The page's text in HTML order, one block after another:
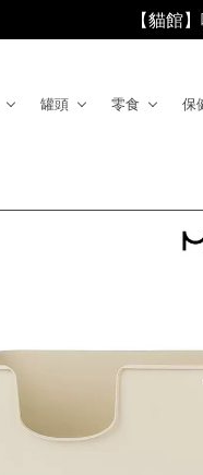
【貓館
罐頭 零食 保